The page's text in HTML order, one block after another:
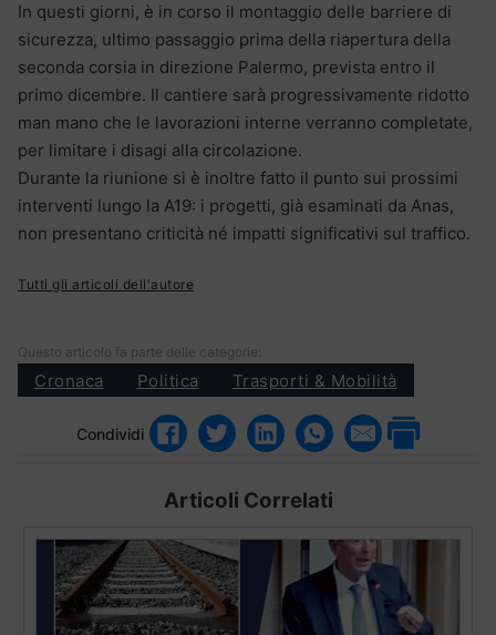
In questi giorni, è in corso il montaggio delle barriere di
sicurezza, ultimo passaggio prima della riapertura della
seconda corsia in direzione Palermo, prevista entro il
primo dicembre. Il cantiere sarà progressivamente ridotto
man mano che le lavorazioni interne verranno completate,
per limitare i disagi alla circolazione.
Durante la riunione si è inoltre fatto il punto sui prossimi
interventi lungo la A19: i progetti, già esaminati da Anas,
non presentano criticità né impatti significativi sul traffico.
Tutti gli articoli dell'autore
Questo articolo fa parte delle categorie:
Cronaca Politica Trasporti & Mobilità
Condividi
Articoli Correlati